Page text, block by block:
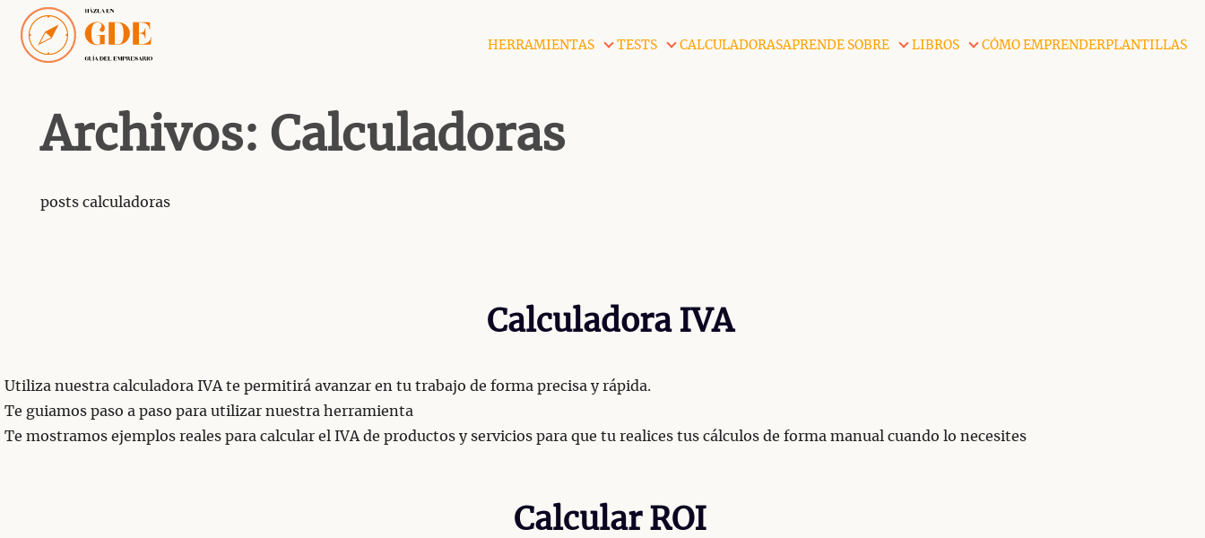
Saltar
contenido
HERRAMIENTAS TESTS CALCULADORASAPRENDE SOBRE LIBROS CÓMO EMPRENDERPLANTILLAS
Archivos: Calculadoras
posts calculadoras
Calculadora IVA
Utiliza nuestra calculadora IVA te permitirá avanzar en tu trabajo de forma precisa y rápida.
Te guiamos paso a paso para utilizar nuestra herramienta
Te mostramos ejemplos reales para calcular el IVA de productos y servicios para que tu realices tus cálculos de forma manual cuando lo necesites
Calcular ROI